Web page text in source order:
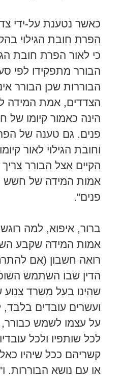
כאשר נטענת על-ידי
הפרת חובת הגילוי
כי לאור הפרת חובת
הבוררות שכן הבורר
הצדדים, אמת המידה
הינה כאמור קיומו
פנים. גם טענה של
וחובת הגילוי לאור
הקיים אצל הבורר
אמות המידה של חשש
פנים".
ברור, איפוא, למה
אמות המידה שקבע
רואה חשבון (אם
הדין שבו השתמש
שהינו בעל משרד
ועשרים עובדים
על עצמו לשמש כבורר,
לכל שותפיו ולכל
קשריהם ככל שיהיו
או עם נושא הבוררות.